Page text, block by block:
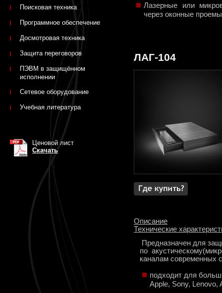
Лазерные или
через оконные
ЛАГ-104
Описание
Технические
Предназначен для
по
каналам современных
подходит для
Apple, Sony, Lenovo,
Поисковая техника
Программное обеспечение
Досмотровая техника
Защита переговоров
ПЭВМ в защищённом
исполнении
Сетевое оборудование
Учебная литература
Ценовой лист
Скачать